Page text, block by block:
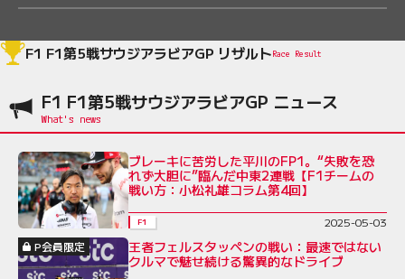
F1 F1第5戦サウジアラビアGP リザルトRace Result
F1 F1第5戦サウジアラビアGP ニュース
ブレーキに苦労した平川のFP1。“失敗を恐
れず大胆に”臨んだ中東2連戦【F1チームの
戦い方：小松礼雄コラム第4回】
F1
2025-05-03
P会員限定
王者フェルスタッペンの戦い：最速ではない
クルマで魅せ続ける驚異的なドライブ